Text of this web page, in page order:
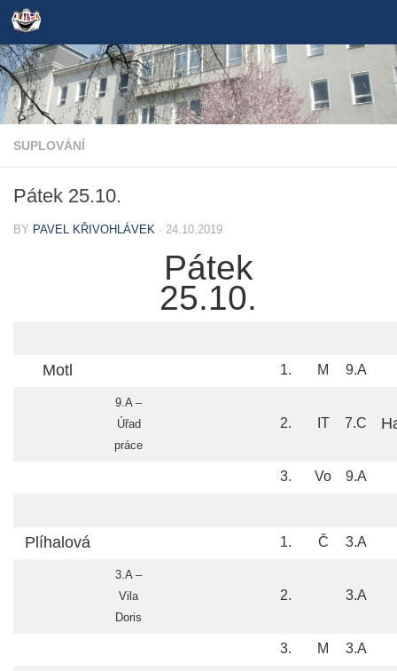
Skip to content
SUPLOVÁNÍ
Pátek 25.10.
BY PAVEL KŘIVOHLÁVEK · 24.10.2019
Pátek
25.10.
Motl 1. M 9.A
9.A –
Úřad
práce
2. IT 7.C
3. Vo 9.A
Plíhalová 1. Č 3.A
3.A –
Vila
Doris
2. 3.A
3. M 3.A